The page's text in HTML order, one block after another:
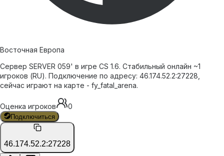
Восточная Европа
Сервер SERVER 059' в игре CS 1.6. Стабильный онлайн ~1
игроков (RU). Подключение по адресу: 46.174.52.2:27228,
сейчас играют на карте - fy_fatal_arena.
Оценка игроков 0
Подключиться
46.174.52.2:27228